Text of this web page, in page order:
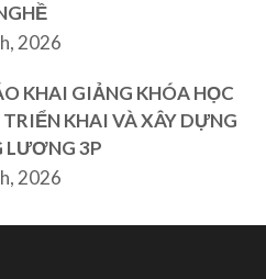
2026
KHAI GIẢNG KHÓA HỌC
KHAI VÀ XÂY DỰNG
LƯƠNG 3P
2026